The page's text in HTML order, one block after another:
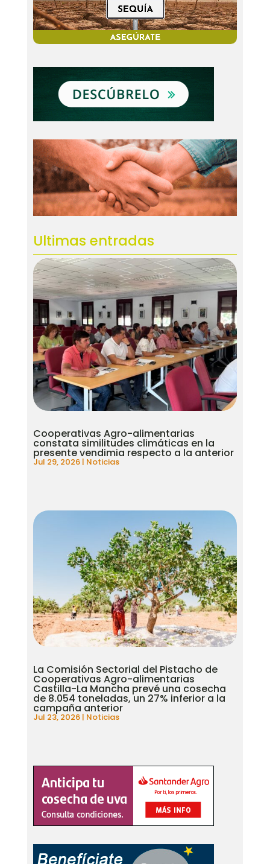
Ultimas entradas
Cooperativas Agro-alimentarias
constata similitudes climáticas en la
presente vendimia respecto a la anterior
Jul 29, 2026| Noticias
La Comisión Sectorial del Pistacho de
Cooperativas Agro-alimentarias
Castilla-La Mancha prevé una cosecha
de 8.054 toneladas, un 27% inferior a la
campaña anterior
Jul 23, 2026| Noticias